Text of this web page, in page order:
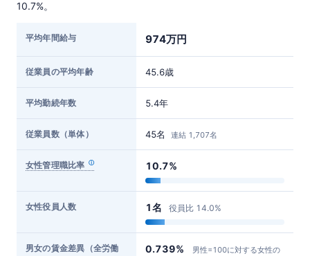
10.7%。
平均年間給与 974万円
従業員の平均年齢 45.6歳
平均勤続年数 5.4年
従業員数（単体） 45名 連結 1,707名
女性管理職比率 10.7%
女性役員人数 1名 役員比 14.0%
男女の賃金差異（全労働
0.739%
男性=100に対する女性の